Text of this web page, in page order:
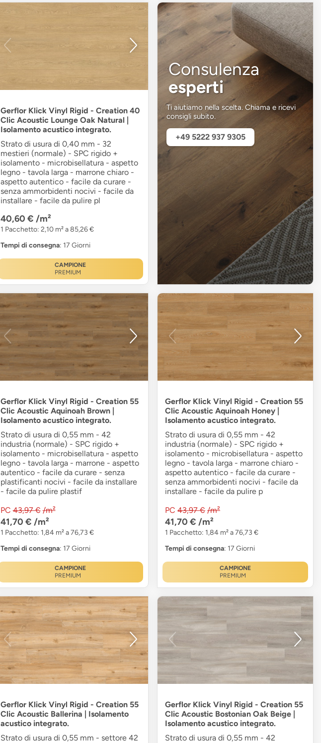
Gerflor Klick Vinyl Rigid - Creation 40
Clic Acoustic Lounge Oak Natural |
Isolamento acustico integrato.
Strato di usura di 0,40 mm - 32
mestieri (normale) - SPC rigido +
isolamento - microbisellatura - aspetto
legno - tavola larga - marrone chiaro -
aspetto autentico - facile da curare -
senza ammorbidenti nocivi - facile da
installare - facile da pulire pl
40,60 € /m²
1 Pacchetto: 2,10 m² a 85,26 €
Tempi di consegna: 17 Giorni
CAMPIONE
PREMIUM
Consulenza
esperti
Ti aiutiamo nella scelta. Chiama e ricevi
consigli subito.
+49 5222 937 9305
Gerflor Klick Vinyl Rigid - Creation 55
Clic Acoustic Aquinoah Brown |
Isolamento acustico integrato.
Strato di usura di 0,55 mm - 42
industria (normale) - SPC rigido +
isolamento - microbisellatura - aspetto
legno - tavola larga - marrone - aspetto
autentico - facile da curare - senza
plastificanti nocivi - facile da installare
- facile da pulire plastif
PC 43,97 € /m²
41,70 € /m²
1 Pacchetto: 1,84 m² a 76,73 €
Tempi di consegna: 17 Giorni
CAMPIONE
PREMIUM
Gerflor Klick Vinyl Rigid - Creation 55
Clic Acoustic Aquinoah Honey |
Isolamento acustico integrato.
Strato di usura di 0,55 mm - 42
industria (normale) - SPC rigido +
isolamento - microbisellatura - aspetto
legno - tavola larga - marrone chiaro -
aspetto autentico - facile da curare -
senza ammorbidenti nocivi - facile da
installare - facile da pulire p
PC 43,97 € /m²
41,70 € /m²
1 Pacchetto: 1,84 m² a 76,73 €
Tempi di consegna: 17 Giorni
CAMPIONE
PREMIUM
Gerflor Klick Vinyl Rigid - Creation 55
Clic Acoustic Ballerina | Isolamento
acustico integrato.
Strato di usura di 0,55 mm - settore 42
Gerflor Klick Vinyl Rigid - Creation 55
Clic Acoustic Bostonian Oak Beige |
Isolamento acustico integrato.
Strato di usura di 0,55 mm - 42